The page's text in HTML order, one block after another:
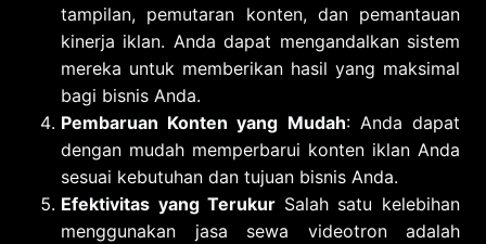
tampilan, pemutaran konten, dan pemantauan
kinerja iklan. Anda dapat mengandalkan sistem
mereka untuk memberikan hasil yang maksimal
bagi bisnis Anda.
Pembaruan Konten yang Mudah: Anda dapat
dengan mudah memperbarui konten iklan Anda
sesuai kebutuhan dan tujuan bisnis Anda.
Efektivitas yang Terukur Salah satu kelebihan
menggunakan jasa sewa videotron adalah